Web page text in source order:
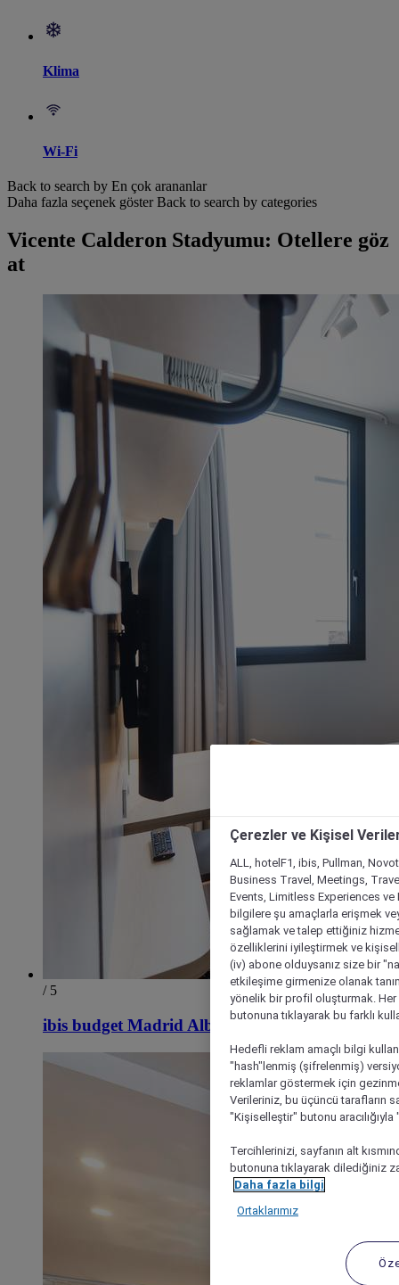
Klima
Wi-Fi
Back to search by En çok arananlar
Daha fazla seçenek göster Back to search by categories
Vicente Calderon Stadyumu: Otellere göz
at
/ 5
ibis budget Madrid Albasanz
Çerezler ve Kişisel
ALL, hotelF1, ibis, Pullman,
Business Travel, Meetings,
Events, Limitless Experiences
bilgilere şu amaçlarla erişmek
sağlamak ve talep ettiğiniz
özelliklerini iyileştirmek ve
(iv) abone olduysanız size bir
etkileşime girmenize olanak
yönelik bir profil oluşturmak.
butonuna tıklayarak bu farklı
Hedefli reklam amaçlı bilgi
"hash"lenmiş (şifrelenmiş)
reklamlar göstermek için
Verileriniz, bu üçüncü tarafların
"Kişiselleştir" butonu
Tercihlerinizi, sayfanın alt
butonuna tıklayarak dilediğiniz
Daha fazla bilgi
Ortaklarımız